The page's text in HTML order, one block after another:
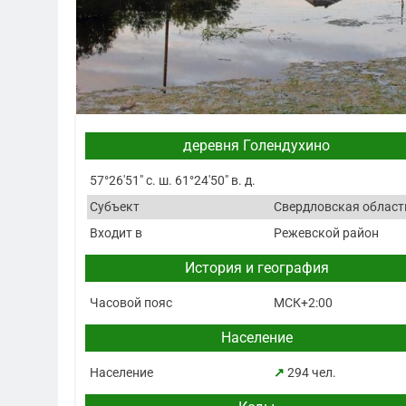
деревня Голендухино
57°26′51″ с. ш. 61°24′50″ в. д.
Субъект
Свердловская
Входит в
Режевской район
История и география
Часовой пояс МСК+2:00
Население
Население ↗ 294 чел.